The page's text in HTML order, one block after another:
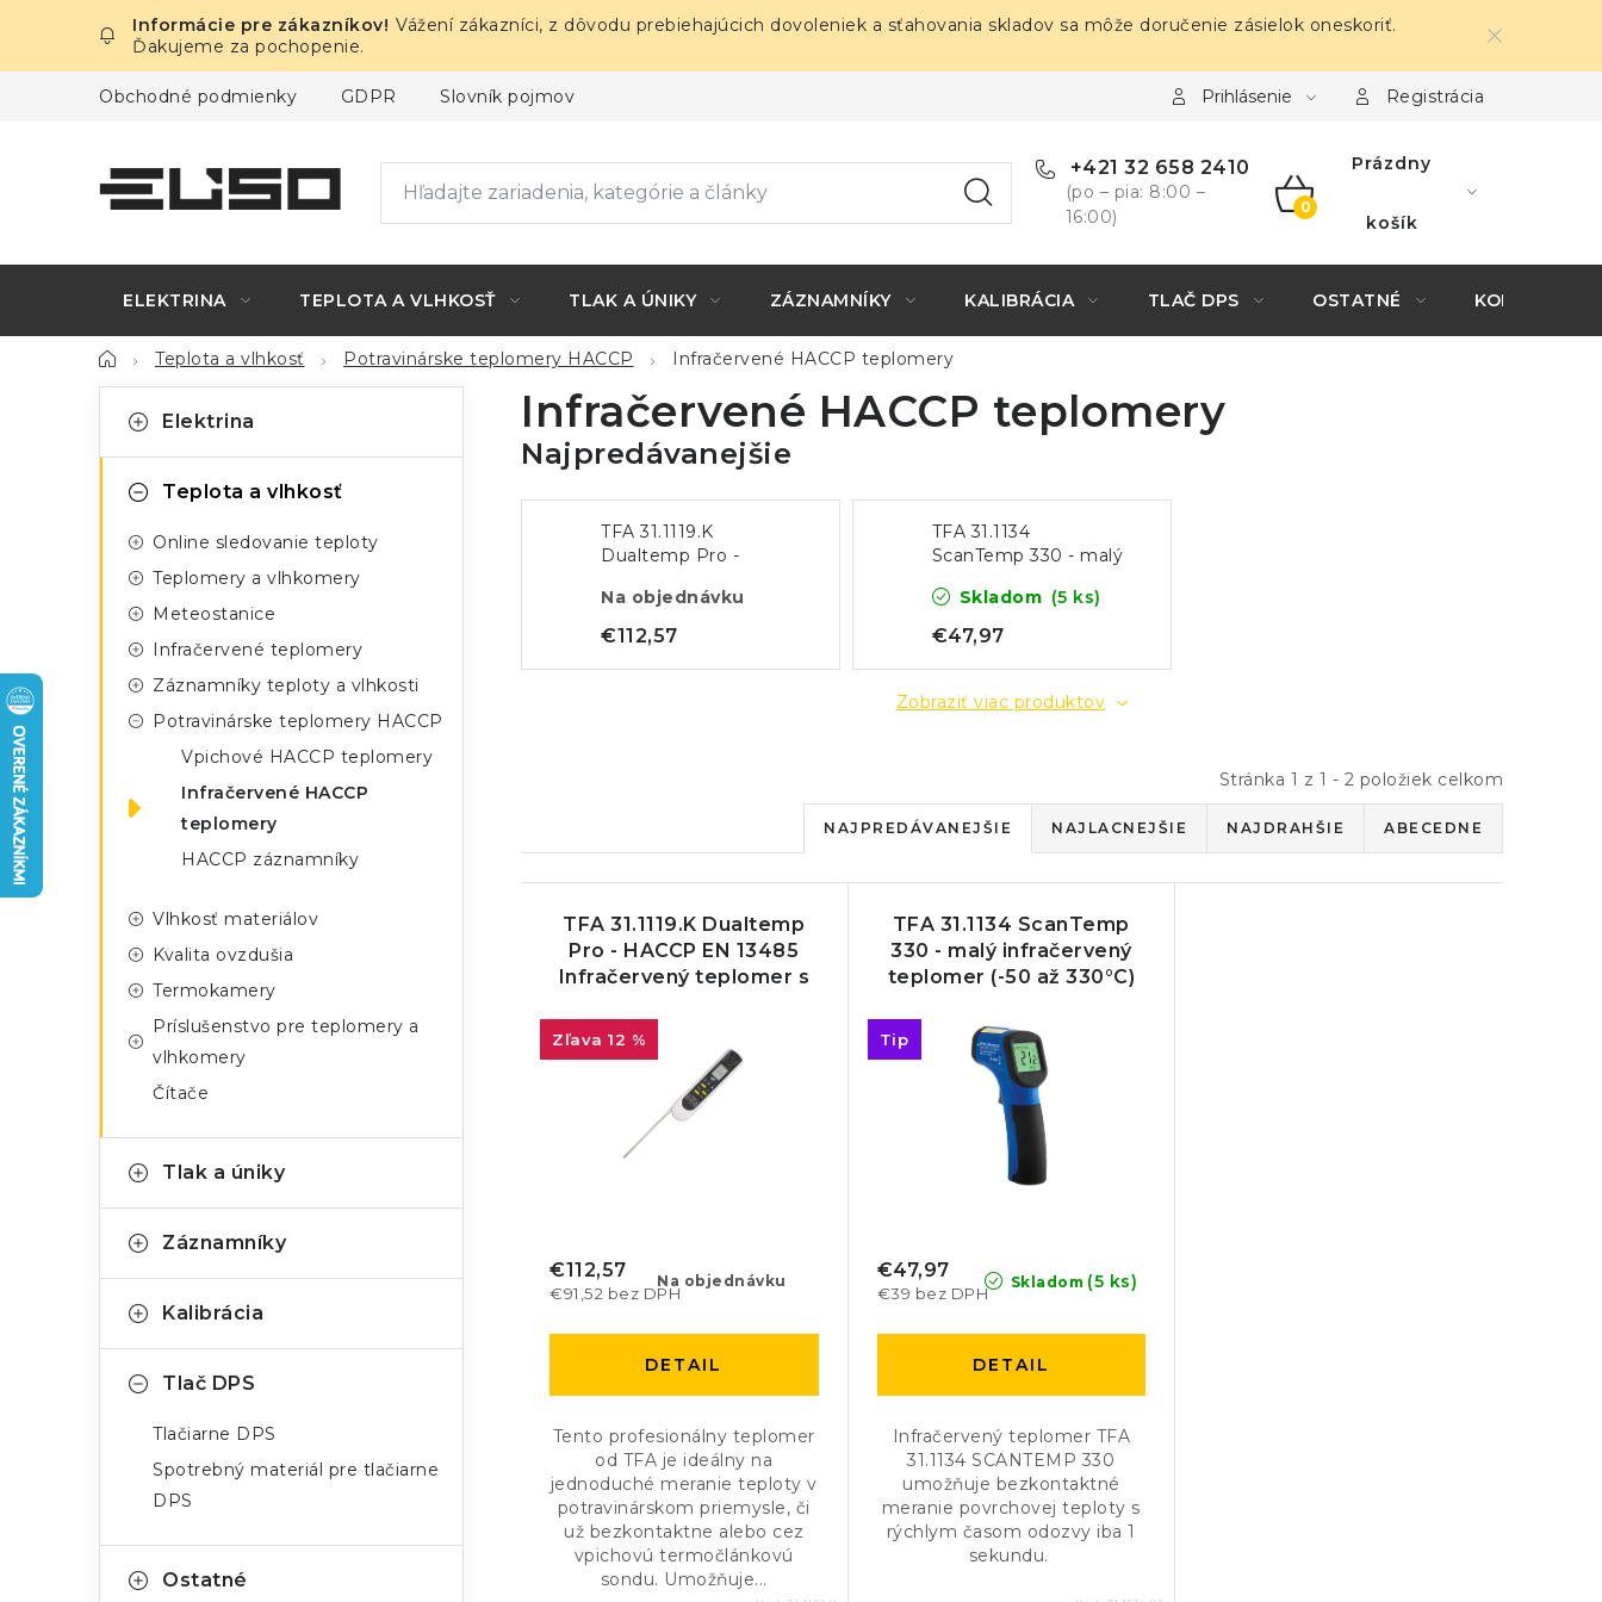
obsah
Vážení zákazníci, z dôvodu prebiehajúcich dovoleniek a sťahovania skladov sa môže doručenie zásielok oneskoriť.
Ďakujeme za pochopenie.
Obchodné podmienky GDPR Slovník pojmov Prihlásenie Registrácia
+421 32 658 2410
(po – pia: 8:00 –
16:00)
NÁKUPNÝ
Prázdny
košík
ELEKTRINA TEPLOTA A VLHKOSŤ TLAK A ÚNIKY ZÁZNAMNÍKY KALIBRÁCIA TLAČ DPS OSTATNÉ KONTAKTY
DomovTeplota a vlhkosť Potravinárske teplomery HACCP Infračervené HACCP teplomery
o
kategórieElektrina
Teplota a vlhkosť
Online sledovanie teploty
Teplomery a vlhkomery
Meteostanice
Infračervené teplomery
Záznamníky teploty a vlhkosti
Potravinárske teplomery HACCP
Vpichové HACCP teplomery
Infračervené HACCP
teplomery
HACCP záznamníky
Vlhkosť materiálov
Kvalita ovzdušia
Termokamery
Príslušenstvo pre teplomery a
vlhkomery
Čítače
Tlak a úniky
Záznamníky
Kalibrácia
Tlač DPS
Tlačiarne DPS
Spotrebný materiál pre tlačiarne
DPS
Ostatné
Infračervené HACCP teplomery
Najpredávanejšie
TFA 31.1119.K
Dualtemp Pro -
Infračervený
teplomer s vpichovou
sondou
Na objednávku
€112,57
TFA 31.1134
ScanTemp 330 - malý
teplomer (-50 až
330°C)
Skladom (5 ks)
€47,97
Zobraziť viac produktov
Stránka 1 z 1 - 2 položiek celkom
R
a
d
e
u
o
v
NAJPREDÁVANEJŠIE NAJLACNEJŠIE NAJDRAHŠIE ABECEDNE
TFA 31.1119.K Dualtemp
Pro - HACCP EN 13485
Infračervený teplomer s
12 %
Na objednávku
€91,52 bez DPH
€112,57
DETAIL
Tento profesionálny teplomer
od TFA je ideálny na
jednoduché meranie teploty v
potravinárskom priemysle, či
už bezkontaktne alebo cez
vpichovú termočlánkovú
sondu. Umožňuje...
TFA 31.1134 ScanTemp
330 - malý infračervený
teplomer (-50 až 330°C)
Tip
Skladom (5 ks)
€39 bez DPH
€47,97
DETAIL
Infračervený teplomer TFA
31.1134 SCANTEMP 330
umožňuje bezkontaktné
meranie povrchovej teploty s
rýchlym časom odozvy iba 1
sekundu.